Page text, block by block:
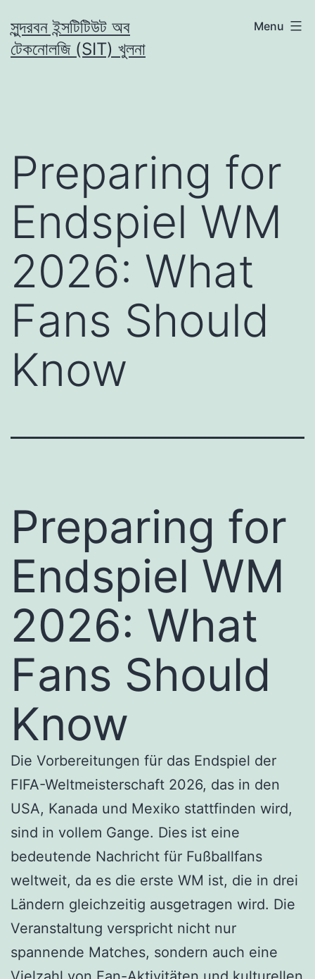
to
content
সুন্দরবন ইন্সটিটিউট অব
টেকনোলজি (SIT) খুলনা
Menu
Preparing for
Endspiel WM
2026: What
Fans Should
Know
Preparing for
Endspiel WM
2026: What
Fans Should
Know
Die Vorbereitungen für das Endspiel der
FIFA-Weltmeisterschaft 2026, das in den
USA, Kanada und Mexiko stattfinden wird,
sind in vollem Gange. Dies ist eine
bedeutende Nachricht für Fußballfans
weltweit, da es die erste WM ist, die in drei
Ländern gleichzeitig ausgetragen wird. Die
Veranstaltung verspricht nicht nur
spannende Matches, sondern auch eine